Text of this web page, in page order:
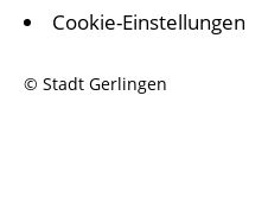
Cookie-Einstellungen
© Stadt Gerlingen